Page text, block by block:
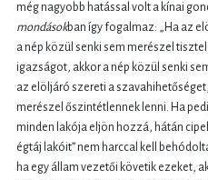
még nagyobb hatással volt a kínai
mondásokban így fogalmaz: „Ha az
a nép közül senki sem merészel
igazságot, akkor a nép közül senki
az elöljáró szereti a
merészel őszintétlennek lenni. Ha
minden lakója eljön hozzá, hátán
égtáj lakóit” nem harccal kell
ha egy állam vezetői követik ezeket,